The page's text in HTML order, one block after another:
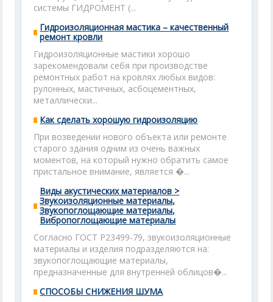
системы ГИДРОМЕНТ (...
Гидроизоляционная мастика – качественный
ремонт кровли
Гидроизоляционные мастики хорошо
зарекомендовали себя при производстве
ремонтных работ на кровлях любых видов:
рулонных, мастичных, асбоцементных,
металлически...
Как сделать хорошую гидроизоляцию
При возведении нового объекта или ремонте
старого здания одним из очень важных
моментов, на который нужно обратить самое
пристальное внимание, является �...
Виды акустических материалов >
Звукоизоляционные материалы,
Звукопоглощающие материалы,
Вибропоглощающие материалы
Согласно ГОСТ Р23499-79, звукоизоляционные
материалы и изделия подразделяются на:
звукопоглощающие материалы,
предназначенные для внутренней облицов�...
СПОСОБЫ СНИЖЕНИЯ ШУМА